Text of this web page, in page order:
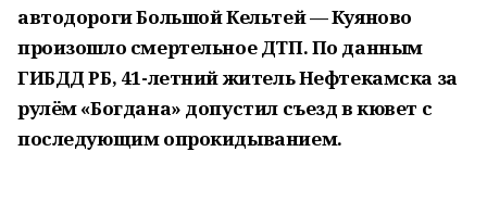
автодороги Большой Кельтей — Куяново
произошло смертельное ДТП. По данным
ГИБДД РБ, 41-летний житель Нефтекамска за
рулём «Богдана» допустил съезд в кювет с
последующим опрокидыванием.